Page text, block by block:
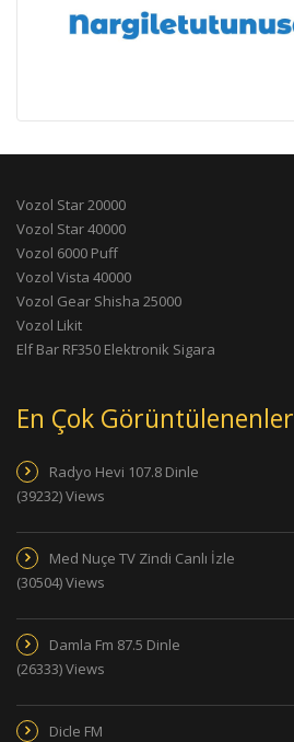
Vozol Star 20000
Vozol Star 40000
Vozol 6000 Puff
Vozol Vista 40000
Vozol Gear Shisha 25000
Vozol Likit
Elf Bar RF350 Elektronik Sigara
En Çok Görüntülenenler
Radyo Hevi 107.8 Dinle
(39232) Views
Med Nuçe TV Zindi Canlı İzle
(30504) Views
Damla Fm 87.5 Dinle
(26333) Views
Dicle FM